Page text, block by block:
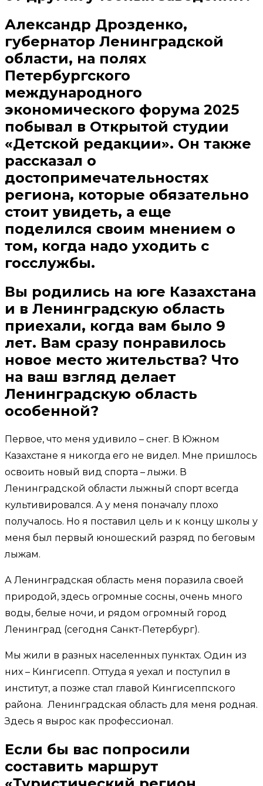
Александр Дрозденко,
губернатор Ленинградской
области, на полях
Петербургского
международного
экономического форума 2025
побывал в Открытой студии
«Детской редакции». Он также
рассказал о
достопримечательностях
региона, которые обязательно
стоит увидеть, а еще
поделился своим мнением о
том, когда надо уходить с
госслужбы.
Вы родились на юге Казахстана
и в Ленинградскую область
приехали, когда вам было 9
лет. Вам сразу понравилось
новое место жительства? Что
на ваш взгляд делает
Ленинградскую область
особенной?
Первое, что меня удивило – снег. В Южном
Казахстане я никогда его не видел. Мне пришлось
освоить новый вид спорта – лыжи. В
Ленинградской области лыжный спорт всегда
культивировался. А у меня поначалу плохо
получалось. Но я поставил цель и к концу школы у
меня был первый юношеский разряд по беговым
лыжам.
А Ленинградская область меня поразила своей
природой, здесь огромные сосны, очень много
воды, белые ночи, и рядом огромный город
Ленинград (сегодня Санкт-Петербург).
Мы жили в разных населенных пунктах. Один из
них – Кингисепп. Оттуда я уехал и поступил в
институт, а позже стал главой Кингисеппского
района. Ленинградская область для меня родная.
Здесь я вырос как профессионал.
Если бы вас попросили
составить маршрут